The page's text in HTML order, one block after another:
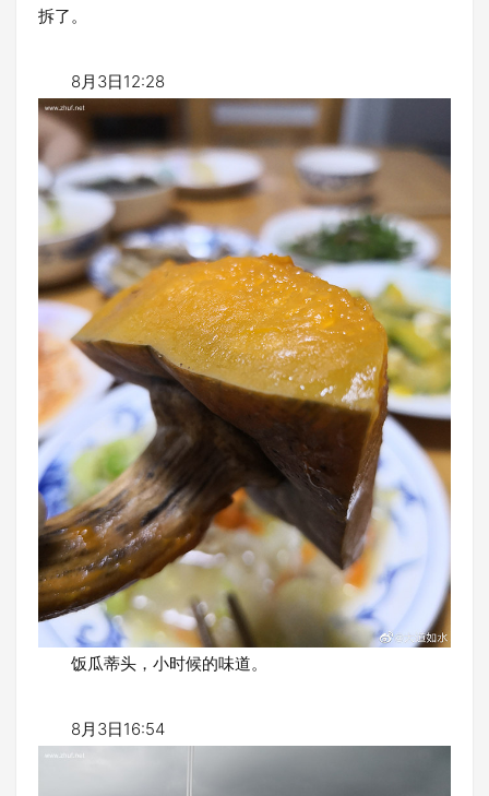
拆了。
8月3日12:28
饭瓜蒂头，小时候的味道。
8月3日16:54